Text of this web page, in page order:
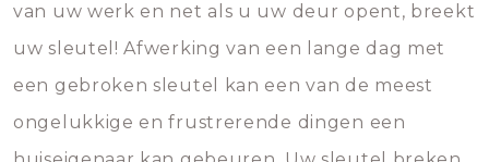
van uw werk en net als u uw deur opent, breekt
uw sleutel! Afwerking van een lange dag met
een gebroken sleutel kan een van de meest
ongelukkige en frustrerende dingen een